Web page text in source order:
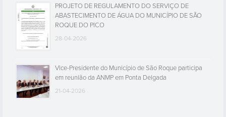
PROJETO DE REGULAMENTO DO SERVIÇO DE
ABASTECIMENTO DE ÁGUA DO MUNICÍPIO DE SÃO
ROQUE DO PICO
28-04-2026
Vice-Presidente do Município de São Roque participa
em reunião da ANMP em Ponta Delgada
21-04-2026